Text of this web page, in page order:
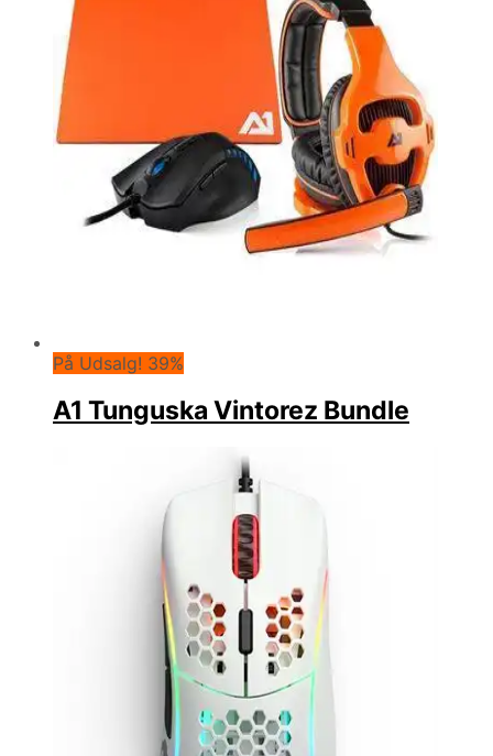
På Udsalg! 39%
A1 Tunguska Vintorez Bundle